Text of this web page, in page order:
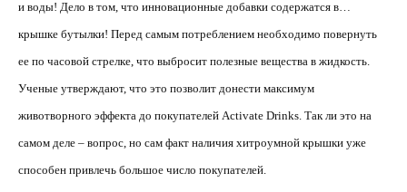
и воды! Дело в том, что инновационные добавки содержатся в…
крышке бутылки! Перед самым потреблением необходимо повернуть
ее по часовой стрелке, что выбросит полезные вещества в жидкость.
Ученые утверждают, что это позволит донести максимум
животворного эффекта до покупателей Activate Drinks. Так ли это на
самом деле – вопрос, но сам факт наличия хитроумной крышки уже
способен привлечь большое число покупателей.